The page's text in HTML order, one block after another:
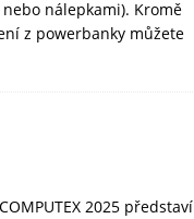
nálepkami). Kromě
z powerbanky můžete
2025 představí